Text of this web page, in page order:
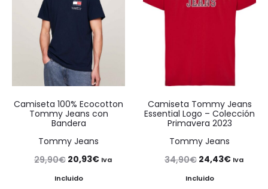
Camiseta 100% Ecocotton
Tommy Jeans con
Bandera
Tommy Jeans
29,90€ El
precio
20,93€ElIva
Incluido
Camiseta Tommy Jeans
Essential Logo – Colección
Primavera 2023
Tommy Jeans
34,90€ El
precio
24,43€ElIva
Incluido